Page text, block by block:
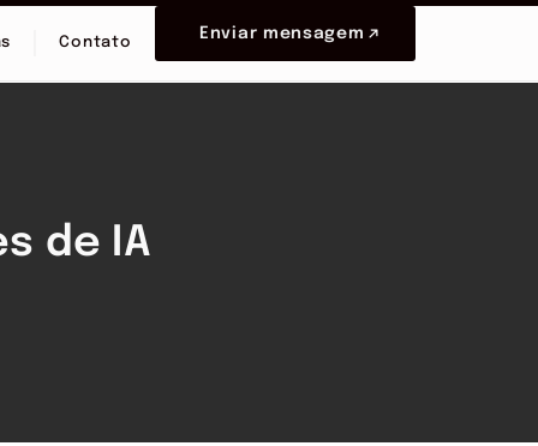
Contato
Enviar mensagem
de IA